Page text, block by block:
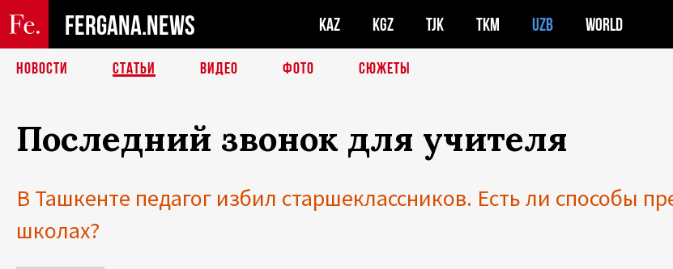
FERGANA.NEWS KAZ KGZ TJK TKM UZB WORLD
НОВОСТИ СТАТЬИ ВИДЕО ФОТО СЮЖЕТЫ
Последний звонок для учителя
В Ташкенте педагог избил старшеклассников. Есть ли способы
школах?